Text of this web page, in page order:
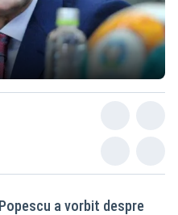
a vorbit despre